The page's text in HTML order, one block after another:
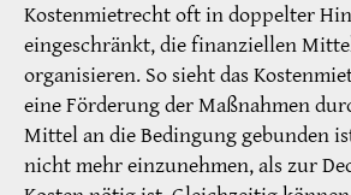
Kostenmietrecht oft in doppelter
eingeschränkt, die finanziellen
organisieren. So sieht das
eine Förderung der Maßnahmen
Mittel an die Bedingung gebunden
nicht mehr einzunehmen, als zur